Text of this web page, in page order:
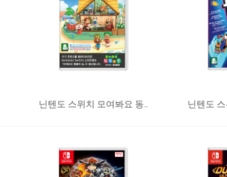
닌텐도 스위치 모여봐요 동.. 닌텐도 스